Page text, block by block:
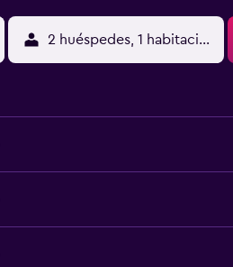
2 huéspedes, 1 habitación